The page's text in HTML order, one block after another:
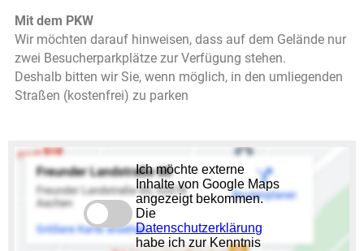
Mit dem PKW
Wir möchten darauf hinweisen, dass auf dem Gelände nur
zwei Besucherparkplätze zur Verfügung stehen.
Deshalb bitten wir Sie, wenn möglich, in den umliegenden
Straßen (kostenfrei) zu parken